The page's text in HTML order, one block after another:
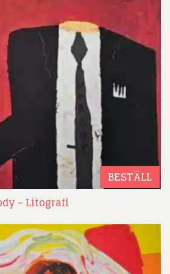
BESTÄLL
– Litografi